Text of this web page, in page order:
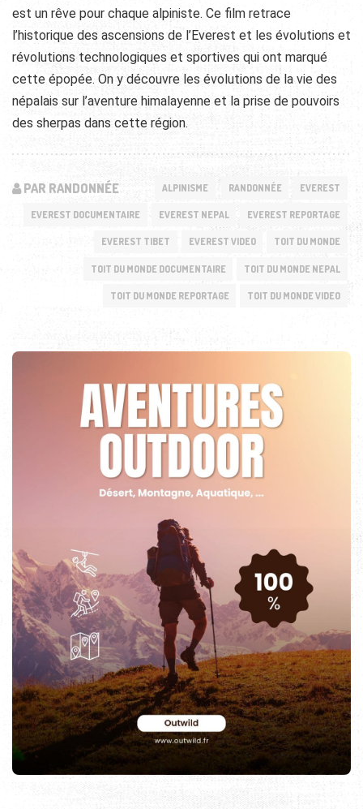
est un rêve pour chaque alpiniste. Ce film retrace
l’historique des ascensions de l’Everest et les évolutions et
révolutions technologiques et sportives qui ont marqué
cette épopée. On y découvre les évolutions de la vie des
népalais sur l’aventure himalayenne et la prise de pouvoirs
des sherpas dans cette région.
PAR RANDONNÉE ALPINISME RANDONNÉE EVEREST
EVEREST DOCUMENTAIRE EVEREST NEPAL EVEREST REPORTAGE
EVEREST TIBET EVEREST VIDEO TOIT DU MONDE
TOIT DU MONDE DOCUMENTAIRE TOIT DU MONDE NEPAL
TOIT DU MONDE REPORTAGE TOIT DU MONDE VIDEO